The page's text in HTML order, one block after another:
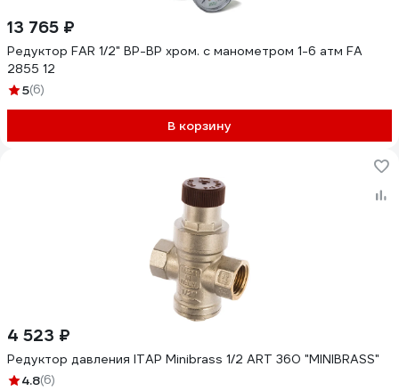
13 765 ₽
Редуктор FAR 1/2" ВР-ВР хром. с манометром 1-6 атм FA
2855 12
5(6)
В корзину
4 523 ₽
Редуктор давления ITAP Minibrass 1/2 ART 360 "MINIBRASS"
4.8(6)